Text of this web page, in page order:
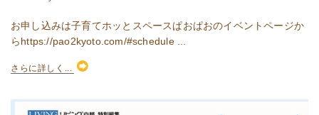
お申し込みは子育てホッとスペースぱおぱおのイベントページか
らhttps://pao2kyoto.com/#schedule ...
さらに詳しく...